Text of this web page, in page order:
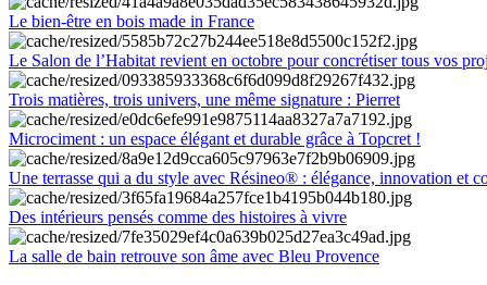
Le bien-être en bois made in France
Le Salon de l’Habitat revient en octobre pour concrétiser tous vos
Trois matières, trois univers, une même signature : Pierret
Microciment : un espace élégant et durable grâce à Topcret !
Une terrasse qui a du style avec Résineo® : élégance, innovation et
Des intérieurs pensés comme des histoires à vivre
La salle de bain retrouve son âme avec Bleu Provence